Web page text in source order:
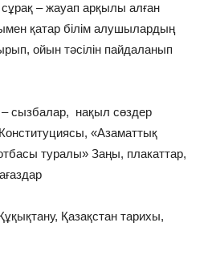
сұрақ – жауап арқылы алған
қатар білім алушылардың
ойын тәсілін пайдаланып
– сызбалар, нақыл сөздер
«Азаматтық
туралы» Заңы, плакаттар,
Қазақстан тарихы,